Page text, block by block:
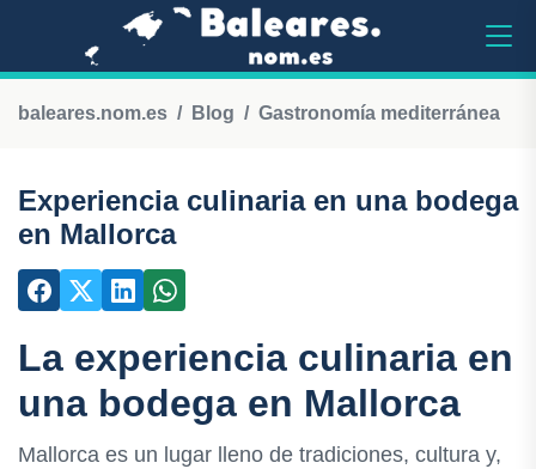
baleares.nom.es Blog Gastronomía mediterránea
Experiencia culinaria en una bodega
en Mallorca
La experiencia culinaria en
una bodega en Mallorca
Mallorca es un lugar lleno de tradiciones, cultura y,